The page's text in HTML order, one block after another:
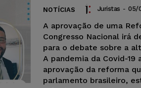
NOTÍCIAS Juristas - 05/
A aprovação de uma
Congresso Nacional irá
para o debate sobre a
A pandemia da Covid-19
aprovação da reforma
parlamento brasileiro,